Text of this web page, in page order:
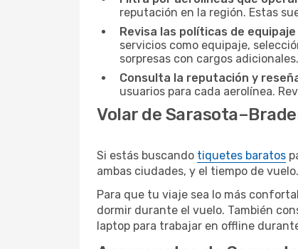
reputación en la región. Estas
Revisa las políticas de
servicios como equipaje,
sorpresas con cargos adicionales.
Consulta la reputación y
usuarios para cada aerolínea.
Volar de
Si estás buscando tiquetes baratos
ambas ciudades, y el tiempo de vuelo.
Para que tu viaje sea lo más
dormir durante el vuelo. También
laptop para trabajar en offline